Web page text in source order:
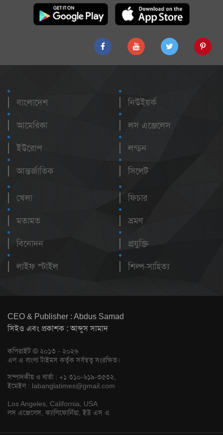
বাংলাদেশ
আমেরিকা
ইউরোপ
আন্তর্জাতিক
নিউইয়র্ক
লস এঞ্জেলেস
লন্ডন
সিলেট
খেলা
মতামত
বিনোদন
লাইফ স্টাইল
ফিচার
ভ্রমণ
প্রযুক্তি
শিল্প-সাহিত্য
CEO & Publisher : Abdus Samad
সিইও এবং প্রকাশক : আব্দুস সামাদ
কপিরাইট © ২০১৩ - ২০২৬
এল এ বাংলা টাইমস কর্তৃক সর্বস্বত্ব সংরক্ষিত।
সম্পাদকীয় ও বার্তা : +১ ৩১০-৬১৯-৩৫৩২,
ইমেইল : labanglatimes@gmail.com
Los Angeles, California, USA
লস এঞ্জেলেস, ক্যালিফোর্নিয়া, ইউ এস এ